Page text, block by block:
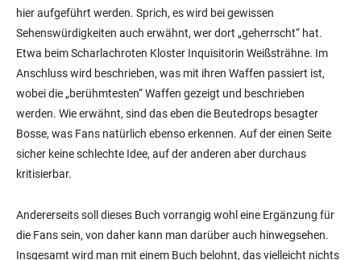
hier aufgeführt werden. Sprich, es wird bei gewissen
Sehenswürdigkeiten auch erwähnt, wer dort „geherrscht“ hat.
Etwa beim Scharlachroten Kloster Inquisitorin Weißsträhne. Im
Anschluss wird beschrieben, was mit ihren Waffen passiert ist,
wobei die „berühmtesten“ Waffen gezeigt und beschrieben
werden. Wie erwähnt, sind das eben die Beutedrops besagter
Bosse, was Fans natürlich ebenso erkennen. Auf der einen Seite
sicher keine schlechte Idee, auf der anderen aber durchaus
kritisierbar.
Andererseits soll dieses Buch vorrangig wohl eine Ergänzung für
die Fans sein, von daher kann man darüber auch hinwegsehen.
Insgesamt wird man mit einem Buch belohnt, das vielleicht nichts